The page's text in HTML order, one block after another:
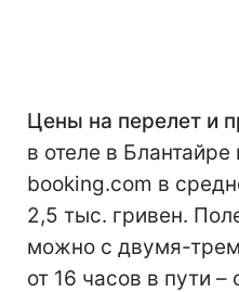
Цены на перелет и
в отеле в Блантайре
booking.com в
2,5 тыс. гривен.
можно с двумя-
от 16 часов в пути –